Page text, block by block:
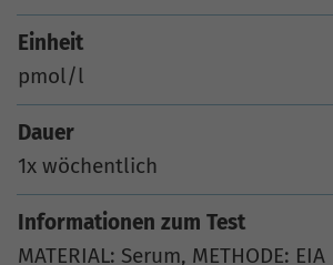
Einheit
pmol/l
Dauer
1x wöchentlich
Informationen zum Test
MATERIAL: Serum, METHODE: EIA